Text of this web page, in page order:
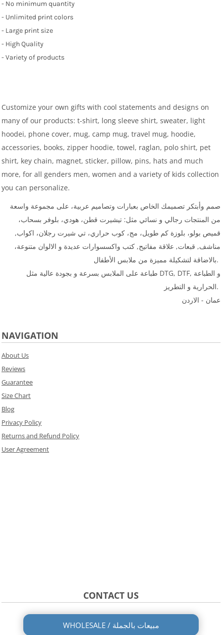
- No minimum quantity
- Unlimited print colors
- Large print size
- High Quality
- Variety of products
Customize your own gifts with cool statements and designs on
many of our products: t-shirt, long sleeve shirt, sweater, light
hoodei, phone cover, mug, camp mug, travel mug, hoodie,
accessories, books, zipper hoodie, towel, raglan, polo shirt, pet
shirt, key chain, magnet, sticker, pillow, pins, hats and much
more, for all genders men, women and a variety of kids collection
you can personalize.
صمم وأبتكر تصميمك الخاص بعبارات وتصاميم عربية، على مجموعة واسعة
من المنتجات رجالي و نسائي مثل: تيشيرت قطن، هودي، بلوفر بسحاب،
قميص بولو، بلوزة كم طويل، مج، كوب حراري، تي شيرت رجلان، اكواب,
مناشف, قبعات, علاقة مفاتيح, كتب واكسسوارات عديدة و الالوان متنوعة،
بالاضاقة لتشكيلة مميزة من ملابس الأطفال.
طباعة على الملابس بسرعة و بجودة عالية مثل DTG, DTF, و الطباعة
الحرارية و التطريز.
عمان - الاردن
NAVIGATION
About Us
Reviews
Guarantee
Size Chart
Blog
Privacy Policy
Returns and Refund Policy
User Agreement
CONTACT US
WHOLESALE / مبيعات بالجملة